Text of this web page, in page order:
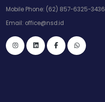
Mobile Phone: (62) 857-6325-3436
Email: office@nsd.id